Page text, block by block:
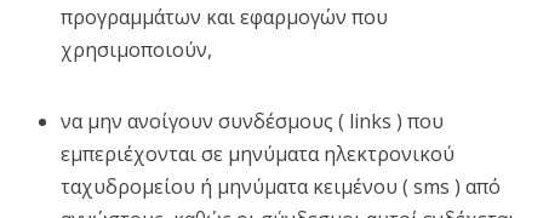
προγραμμάτων και εφαρμογών που
χρησιμοποιούν,
να μην ανοίγουν συνδέσμους ( links ) που
εμπεριέχονται σε μηνύματα ηλεκτρονικού
ταχυδρομείου ή μηνύματα κειμένου ( sms ) από